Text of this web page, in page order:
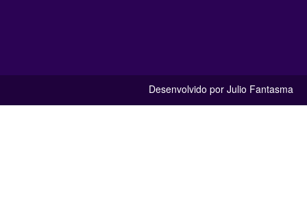
Desenvolvido por Julio Fantasma